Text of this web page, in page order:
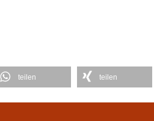
teilen teilen